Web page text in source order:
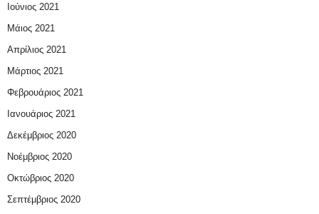
Ιούνιος 2021
Μάιος 2021
Απρίλιος 2021
Μάρτιος 2021
Φεβρουάριος 2021
Ιανουάριος 2021
Δεκέμβριος 2020
Νοέμβριος 2020
Οκτώβριος 2020
Σεπτέμβριος 2020